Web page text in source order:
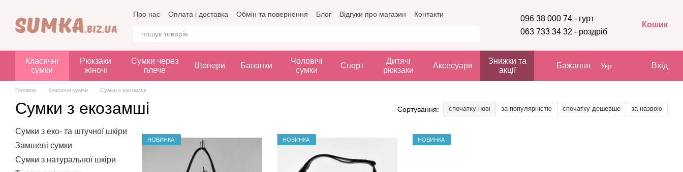
Про нас Оплата і доставка Обмін та повернення Блог Відгуки про магазин Контакти
096 38 000 74 - гурт
063 733 34 32 - роздріб
Кошик
Класичні
сумки
Рюкзаки
жіночі
Сумки через
плече
Шопери Бананки
Чоловічі
сумки
Спорт
Дитячі
рюкзаки
Аксесуари
Знижки та
акції
Бажання Укр Вхід
Головна Класичні сумки Сумки з екозамші
Сумки з екозамші Сортування: спочатку нові за популярністю спочатку дешевше за назвою
НОВИНКА НОВИНКА НОВИНКА
Сумки з еко- та штучної шкіри
Замшеві сумки
Сумки з натуральної шкіри